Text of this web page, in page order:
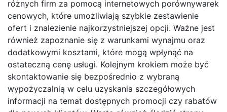
różnych firm za pomocą internetowych porównywarek
cenowych, które umożliwiają szybkie zestawienie
ofert i znalezienie najkorzystniejszej opcji. Ważne jest
również zapoznanie się z warunkami wynajmu oraz
dodatkowymi kosztami, które mogą wpłynąć na
ostateczną cenę usługi. Kolejnym krokiem może być
skontaktowanie się bezpośrednio z wybraną
wypożyczalnią w celu uzyskania szczegółowych
informacji na temat dostępnych promocji czy rabatów